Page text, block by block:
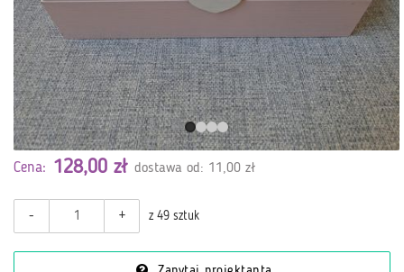
Cena: 128,00 zł dostawa od: 11,00 zł
- + z 49 sztuk